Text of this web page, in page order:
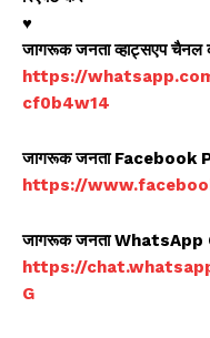
♥️
जागरूक जनता व्हाट्सएप चैनल
https://
cf0b4w14
जागरूक जनता Facebook
https://
जागरूक जनता
https://
G